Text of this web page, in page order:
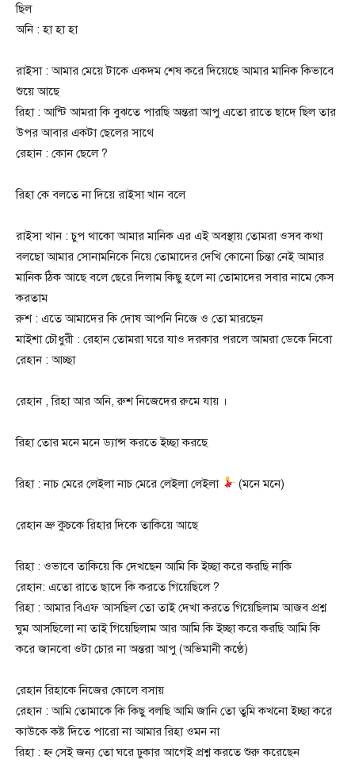
ছিল
অনি : হা হা হা
রাইসা : আমার মেয়ে টাকে একদম শেষ করে দিয়েছে আমার মানিক কিভাবে
শুয়ে আছে
রিহা : আন্টি আমরা কি বুঝতে পারছি অন্তরা আপু এতো রাতে ছাদে ছিল তার
উপর আবার একটা ছেলের সাথে
রেহান : কোন ছেলে ?
রিহা কে বলতে না দিয়ে রাইসা খান বলে
রাইসা খান : চুপ থাকো আমার মানিক এর এই অবস্থায় তোমরা ওসব কথা
বলছো আমার সোনামনিকে নিয়ে তোমাদের দেখি কোনো চিন্তা নেই আমার
মানিক ঠিক আছে বলে ছেরে দিলাম কিছু হলে না তোমাদের সবার নামে কেস
করতাম
রুশ : এতে আমাদের কি দোষ আপনি নিজে ও তো মারছেন
মাইশা চৌধুরী : রেহান তোমরা ঘরে যাও দরকার পরলে আমরা ডেকে নিবো
রেহান : আচ্ছা
রেহান , রিহা আর অনি, রুশ নিজেদের রুমে যায় ।
রিহা তোর মনে মনে ড্যান্স করতে ইচ্ছা করছে
রিহা : নাচ মেরে লেইলা নাচ মেরে লেইলা লেইলা (মনে মনে)
রেহান ভ্রু কুচকে রিহার দিকে তাকিয়ে আছে
রিহা : ওভাবে তাকিয়ে কি দেখছেন আমি কি ইচ্ছা করে করছি নাকি
রেহান: এতো রাতে ছাদে কি করতে গিয়েছিলে ?
রিহা : আমার বিএফ আসছিল তো তাই দেখা করতে গিয়েছিলাম আজব প্রশ্ন
ঘুম আসছিলো না তাই গিয়েছিলাম আর আমি কি ইচ্ছা করে করছি আমি কি
করে জানবো ওটা চোর না অন্তরা আপু (অভিমানী কণ্ঠে)
রেহান রিহাকে নিজের কোলে বসায়
রেহান : আমি তোমাকে কি কিছু বলছি আমি জানি তো তুমি কখনো ইচ্ছা করে
কাউকে কষ্ট দিতে পারো না আমার রিহা ওমন না
রিহা : হ্ন সেই জন্য তো ঘরে ঢুকার আগেই প্রশ্ন করতে শুরু করেছেন